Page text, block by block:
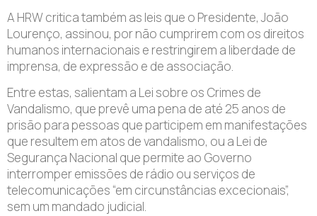
A HRW critica também as leis que o Presidente, João
Lourenço, assinou, por não cumprirem com os direitos
humanos internacionais e restringirem a liberdade de
imprensa, de expressão e de associação.
Entre estas, salientam a Lei sobre os Crimes de
Vandalismo, que prevê uma pena de até 25 anos de
prisão para pessoas que participem em manifestações
que resultem em atos de vandalismo, ou a Lei de
Segurança Nacional que permite ao Governo
interromper emissões de rádio ou serviços de
telecomunicações “em circunstâncias excecionais”,
sem um mandado judicial.